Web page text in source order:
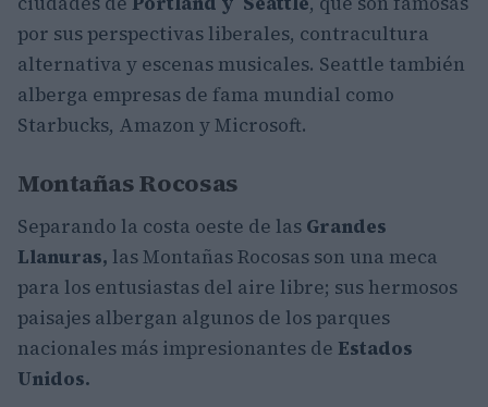
por sus perspectivas liberales, contracultura
alternativa y escenas musicales. Seattle también
alberga empresas de fama mundial como
Starbucks, Amazon y Microsoft.
Montañas Rocosas
Separando la costa oeste de las Grandes
Llanuras, las Montañas Rocosas son una meca
para los entusiastas del aire libre; sus hermosos
paisajes albergan algunos de los parques
nacionales más impresionantes de Estados
Unidos.